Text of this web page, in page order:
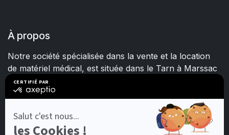
À propos
Notre société spécialisée dans la vente et la location
de matériel médical, est située dans le Tarn à Marssac
sur Tarn.
Fort d'une expérience et d'un savoir-faire de plus de
15 ans, nous mettons quotidiennement tout en œuvre
pour satisfaire les besoins de chacun.